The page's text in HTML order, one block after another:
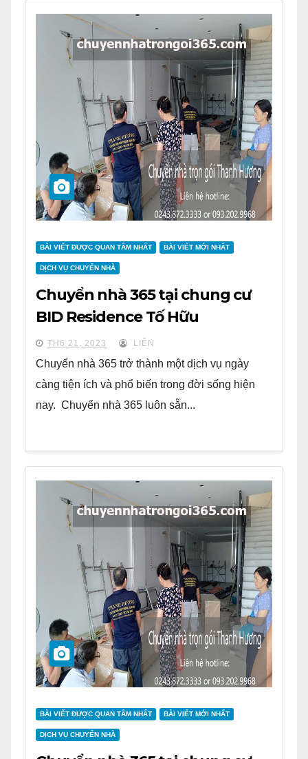
BÀI VIẾT ĐƯỢC QUAN TÂM NHẤT BÀI VIẾT MỚI NHẤT
DỊCH VỤ CHUYỂN NHÀ
Chuyển nhà 365 tại chung cư
BID Residence Tố Hữu
TH6 21, 2023 LIÊN
Chuyển nhà 365 trở thành một dịch vụ ngày
càng tiện ích và phổ biến trong đời sống hiện
nay. Chuyển nhà 365 luôn sẵn...
BÀI VIẾT ĐƯỢC QUAN TÂM NHẤT BÀI VIẾT MỚI NHẤT
DỊCH VỤ CHUYỂN NHÀ